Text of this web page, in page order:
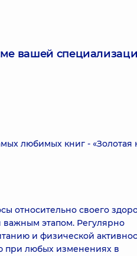
вашей
любимых книг - «Золотая
относительно своего
этапом. Регулярно
и физической
при любых изменениях в